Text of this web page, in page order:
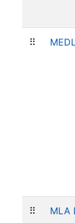
⠿
⠿ MLA